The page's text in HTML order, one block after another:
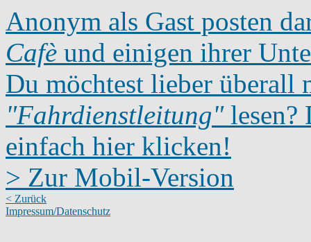
Anonym als Gast posten
Cafè und einigen ihrer
Du möchtest lieber überall
"Fahrdienstleitung"lesen?
einfach hier klicken!
> Zur Mobil-Version
< Zurück
Impressum/Datenschutz